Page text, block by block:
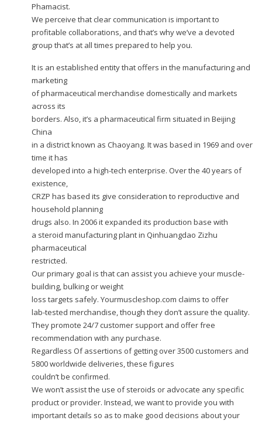
Phamacist.
We perceive that clear communication is important to
profitable collaborations, and that’s why we’ve a devoted
group that’s at all times prepared to help you.
It is an established entity that offers in the manufacturing and
marketing
of pharmaceutical merchandise domestically and markets
across its
borders. Also, it’s a pharmaceutical firm situated in Beijing
China
in a district known as Chaoyang. It was based in 1969 and over
time it has
developed into a high-tech enterprise. Over the 40 years of
existence,
CRZP has based its give consideration to reproductive and
household planning
drugs also. In 2006 it expanded its production base with
a steroid manufacturing plant in Qinhuangdao Zizhu
pharmaceutical
restricted.
Our primary goal is that can assist you achieve your muscle-
building, bulking or weight
loss targets safely. Yourmuscleshop.com claims to offer
lab-tested merchandise, though they don’t assure the quality.
They promote 24/7 customer support and offer free
recommendation with any purchase.
Regardless Of assertions of getting over 3500 customers and
5800 worldwide deliveries, these figures
couldn’t be confirmed.
We won’t assist the use of steroids or advocate any specific
product or provider. Instead, we want to provide you with
important details so as to make good decisions about your